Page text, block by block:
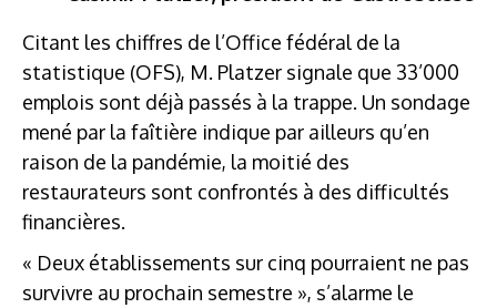
Citant les chiffres de l’Office fédéral de la
statistique (OFS), M. Platzer signale que 33’000
emplois sont déjà passés à la trappe. Un sondage
mené par la faîtière indique par ailleurs qu’en
raison de la pandémie, la moitié des
restaurateurs sont confrontés à des difficultés
financières.
« Deux établissements sur cinq pourraient ne pas
survivre au prochain semestre », s’alarme le